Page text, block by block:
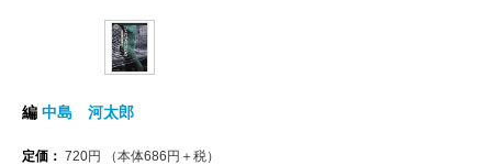
編 中島 河太郎
定価： 720円 （本体686 円＋税）